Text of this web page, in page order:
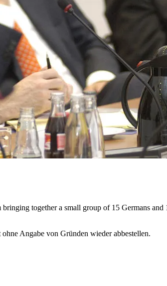
together a small group of 15 Germans
Angabe von Gründen wieder abbestellen.